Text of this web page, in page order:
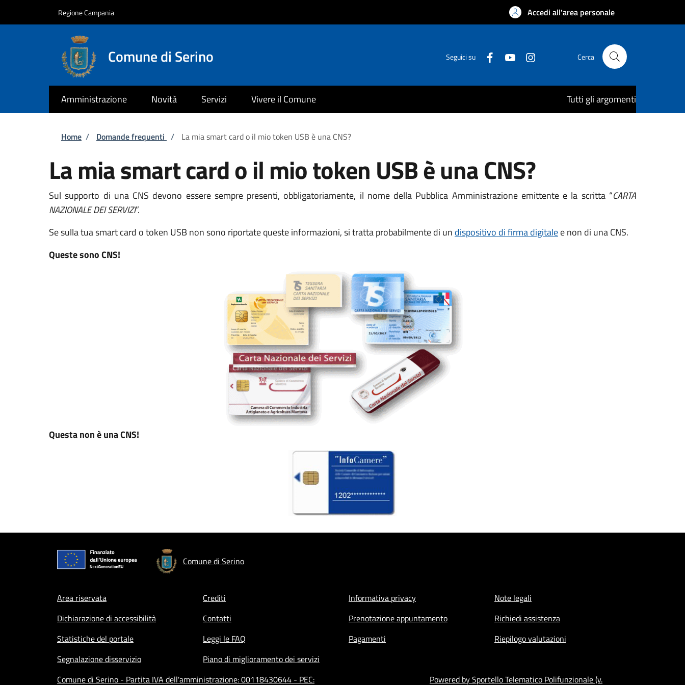
Regione Campania Accedi all'area personale
Comune di Serino Seguici su Cerca
Amministrazione Novità Servizi Vivere il Comune Tutti gli argomenti
Briciole di pane
Home / Domande frequenti / La mia smart card o il mio token USB è una CNS?
La mia smart card o il mio token USB è una CNS?
Sul supporto di una CNS devono essere sempre presenti, obbligatoriamente, il nome della Pubblica Amministrazione emittente e la scritta “CARTA
NAZIONALE DEI SERVIZI”.
Se sulla tua smart card o token USB non sono riportate queste informazioni, si tratta probabilmente di un dispositivo di firma digitalee non di una CNS.
Queste sono CNS!
Questa non è una CNS!
Comune di Serino
Footer menu
Area riservata Crediti Informativa privacy
Note legali
Dichiarazione di accessibilità
Contatti Prenotazione appuntamento
Richiedi assistenza
Statistiche del portale
Leggi le FAQ Pagamenti
Riepilogo valutazioni
Segnalazione disservizio
Piano di miglioramento dei servizi
Comune di Serino - Partita IVA dell'amministrazione: 00118430644 - PEC:
Powered by Sportello Telematico Polifunzionale (v.